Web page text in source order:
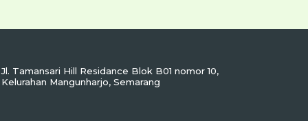
Jl. Tamansari Hill Residance Blok B01 nomor 10,
Kelurahan Mangunharjo, Semarang